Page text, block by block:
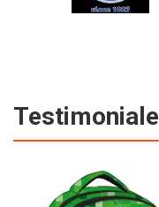
Testimoniale